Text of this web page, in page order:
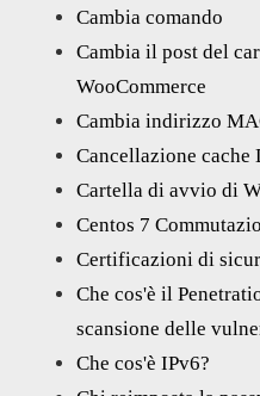
Cambia comando
Cambia il post del
WooCommerce
Cambia indirizzo
Cancellazione cache
Cartella di avvio di
Centos 7
Certificazioni di
Che cos'è il
scansione delle
Che cos'è IPv6?